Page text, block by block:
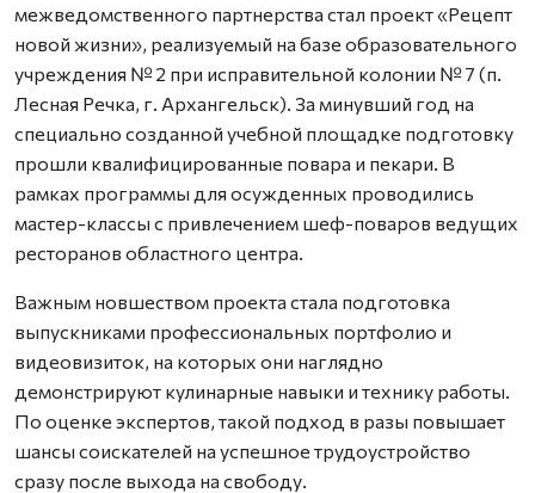
межведомственного партнерства стал проект «Рецепт
новой жизни», реализуемый на базе образовательного
учреждения № 2 при исправительной колонии № 7 (п.
Лесная Речка, г. Архангельск). За минувший год на
специально созданной учебной площадке подготовку
прошли квалифицированные повара и пекари. В
рамках программы для осужденных проводились
мастер-классы с привлечением шеф-поваров ведущих
ресторанов областного центра.
Важным новшеством проекта стала подготовка
выпускниками профессиональных портфолио и
видеовизиток, на которых они наглядно
демонстрируют кулинарные навыки и технику работы.
По оценке экспертов, такой подход в разы повышает
шансы соискателей на успешное трудоустройство
сразу после выхода на свободу.